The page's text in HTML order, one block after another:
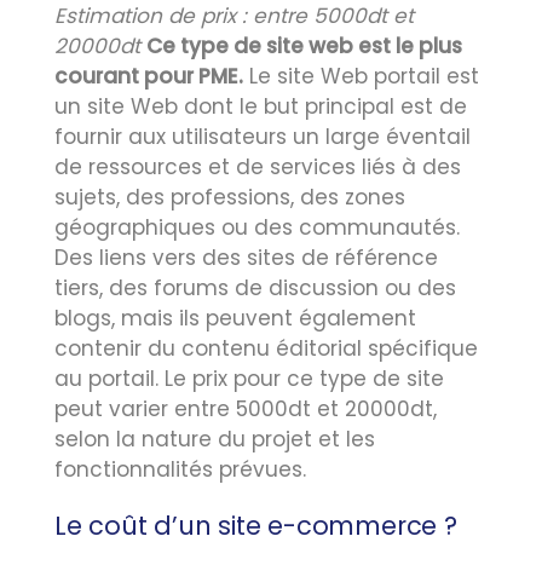
Estimation de prix : entre 5000dt et
20000dt Ce type de site web est le plus
courant pour PME. Le site Web portail est
un site Web dont le but principal est de
fournir aux utilisateurs un large éventail
de ressources et de services liés à des
sujets, des professions, des zones
géographiques ou des communautés.
Des liens vers des sites de référence
tiers, des forums de discussion ou des
blogs, mais ils peuvent également
contenir du contenu éditorial spécifique
au portail. Le prix pour ce type de site
peut varier entre 5000dt et 20000dt,
selon la nature du projet et les
fonctionnalités prévues.
Le coût d’un site e-commerce ?